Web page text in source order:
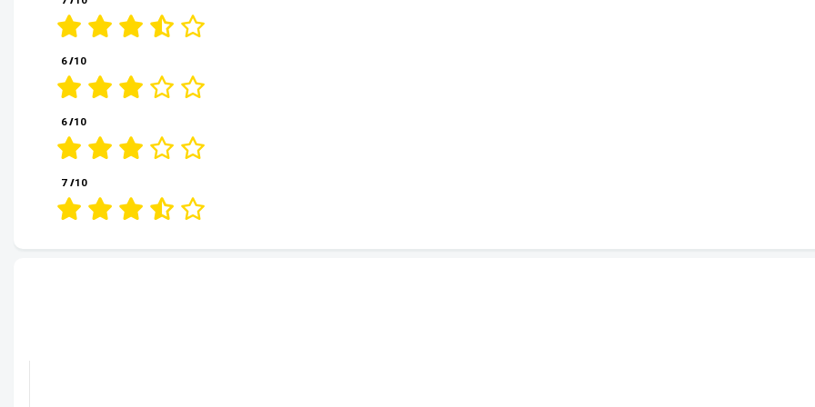
6/10
6/10
7/10